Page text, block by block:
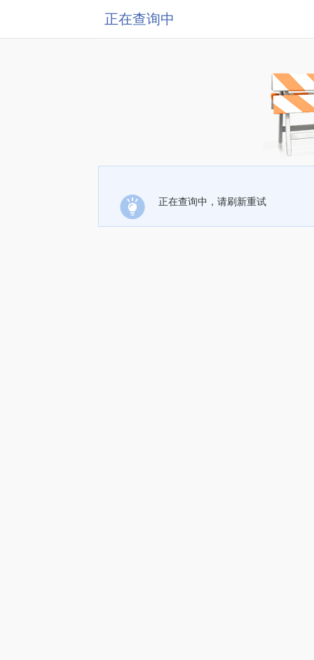
正在查询中
正在查询中，请刷新重试